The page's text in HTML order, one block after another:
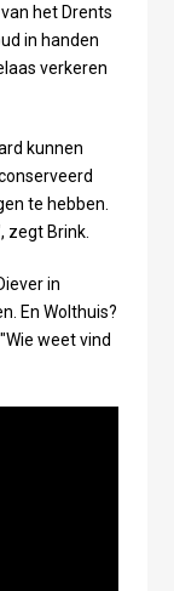
het Drents
in handen
verkeren
kunnen
te hebben.
zegt Brink.
in
En Wolthuis?
weet vind